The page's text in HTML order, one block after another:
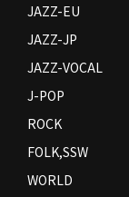
JAZZ-EU
JAZZ-JP
JAZZ-VOCAL
J-POP
ROCK
FOLK,SSW
WORLD